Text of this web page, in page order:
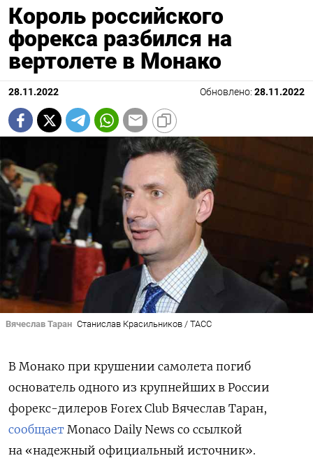
Король российского
форекса разбился на
вертолете в Монако
28.11.2022 Обновлено: 28.11.2022
Вячеслав Таран Станислав Красильников / ТАСС
В Монако при крушении самолета погиб
основатель одного из крупнейших в России
форекс-дилеров Forex Club Вячеслав Таран,
сообщает Monaco Daily News со ссылкой
на «надежный официальный источник».